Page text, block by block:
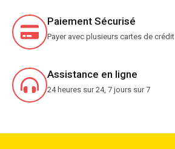
Paiement Sécurisé
Payer avec plusieurs cartes de crédit
Assistance en ligne
24 heures sur 24, 7 jours sur 7